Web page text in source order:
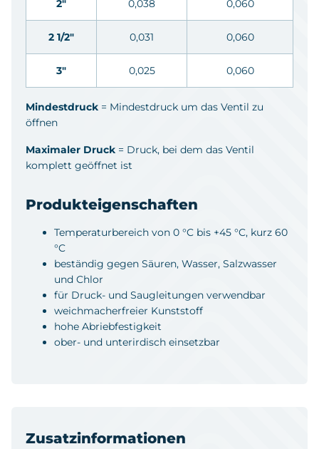
2" 0,038 0,060
2 1/2" 0,031 0,060
3" 0,025 0,060
Mindestdruck = Mindestdruck um das Ventil zu
öffnen
Maximaler Druck = Druck, bei dem das Ventil
komplett geöffnet ist
Produkteigenschaften
Temperaturbereich von 0 °C bis +45 °C, kurz 60
°C
beständig gegen Säuren, Wasser, Salzwasser
und Chlor
für Druck- und Saugleitungen verwendbar
weichmacherfreier Kunststoff
hohe Abriebfestigkeit
ober- und unterirdisch einsetzbar
Zusatzinformationen